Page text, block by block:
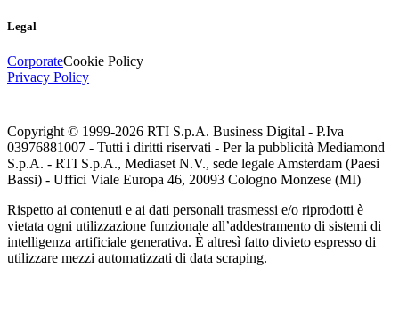
Legal
CorporateCookie Policy
Privacy Policy
Copyright © 1999-2026 RTI S.p.A. Business Digital - P.Iva
03976881007 - Tutti i diritti riservati - Per la pubblicità Mediamond
S.p.A. - RTI S.p.A., Mediaset N.V., sede legale Amsterdam (Paesi
Bassi) - Uffici Viale Europa 46, 20093 Cologno Monzese (MI)
Rispetto ai contenuti e ai dati personali trasmessi e/o riprodotti è
vietata ogni utilizzazione funzionale all’addestramento di sistemi di
intelligenza artificiale generativa. È altresì fatto divieto espresso di
utilizzare mezzi automatizzati di data scraping.